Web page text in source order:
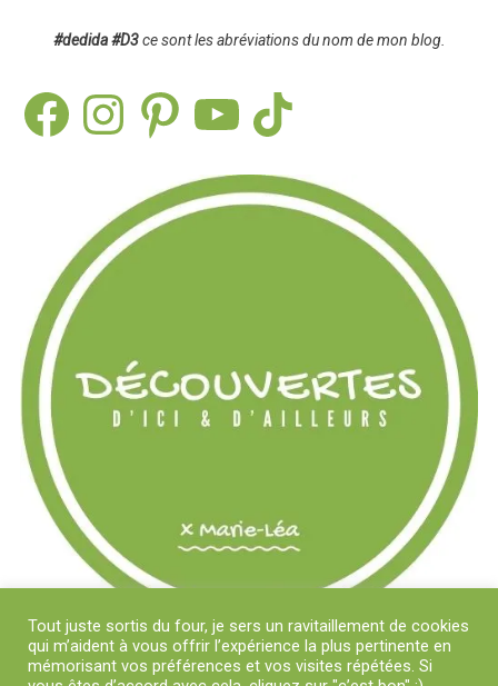
#dedida #D3ce sont les abréviations du nom de mon blog.
FacebookInstagramPinterest TikTok
Tout juste sortis du four, je sers un ravitaillement de cookies
qui m’aident à vous offrir l’expérience la plus pertinente en
mémorisant vos préférences et vos visites répétées. Si